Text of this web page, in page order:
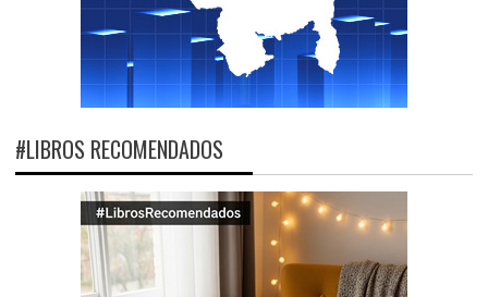
#LIBROS RECOMENDADOS